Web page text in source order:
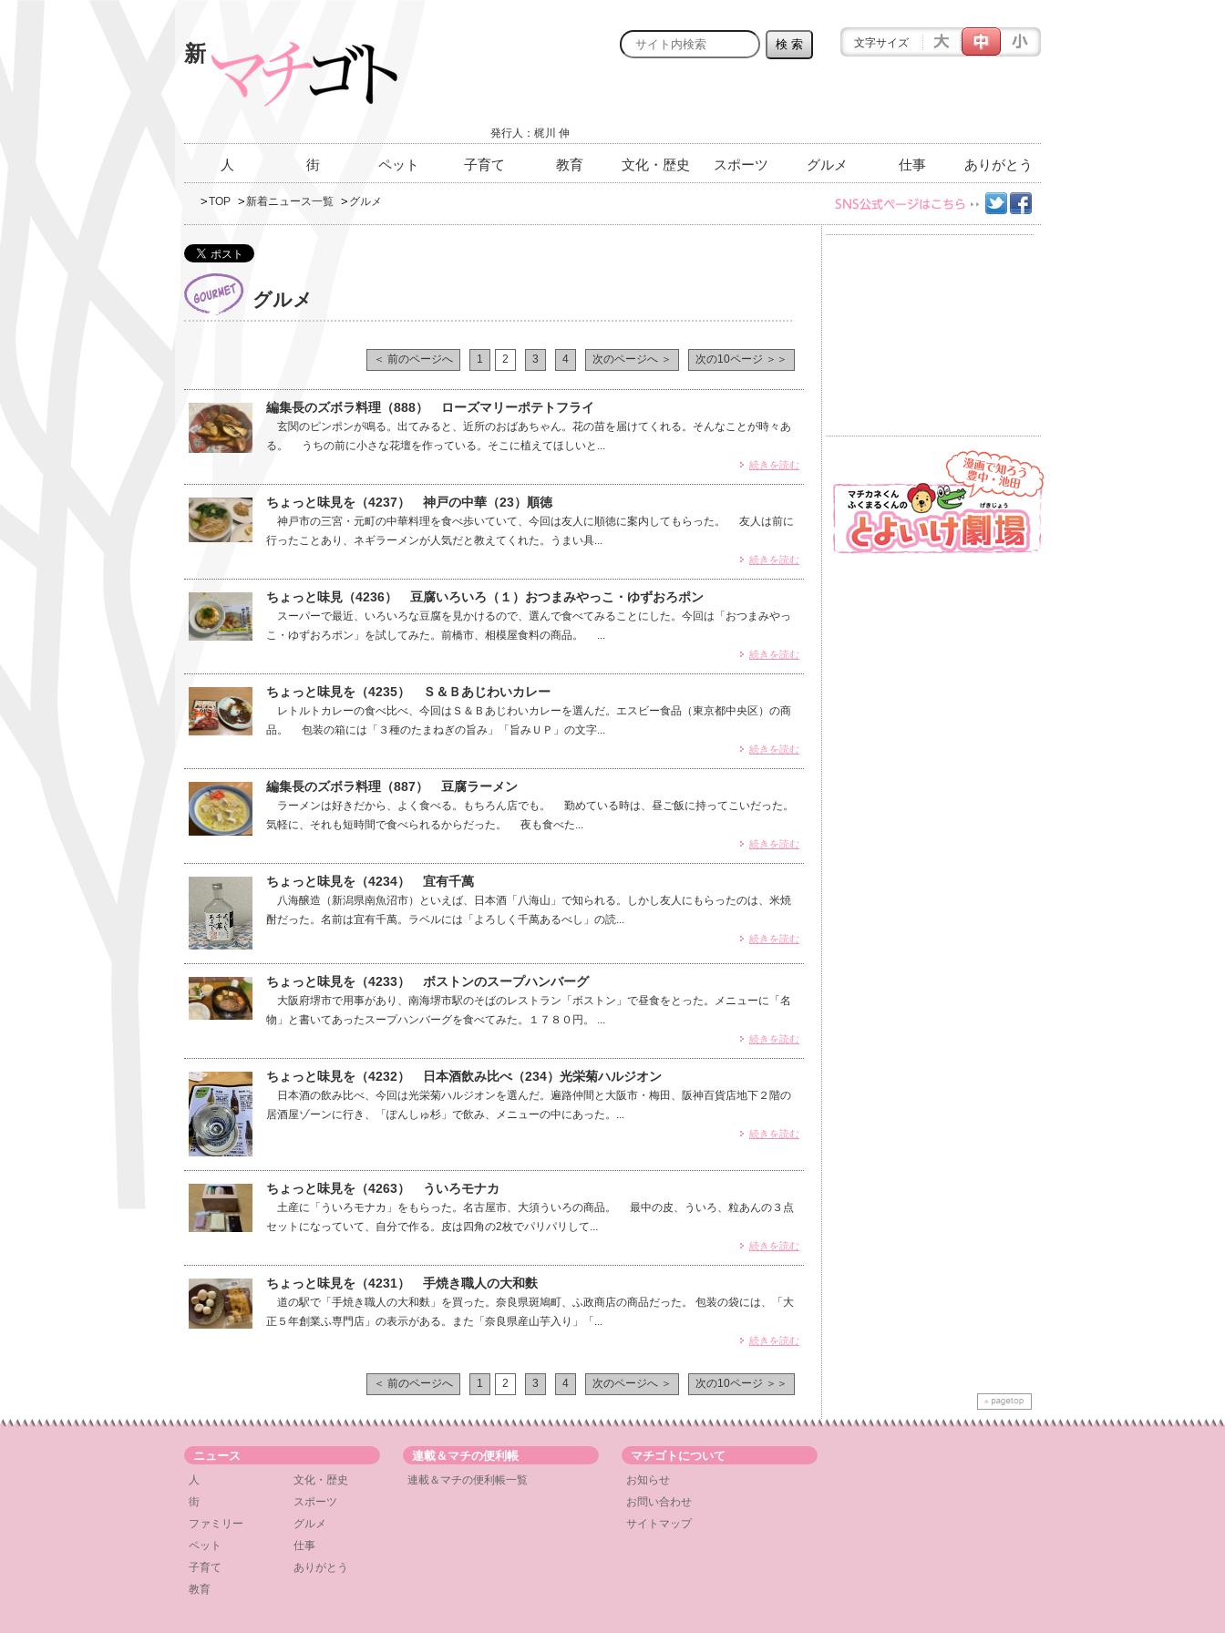
新
発行人：梶川 伸
文字サイズ
人 街 ペット 子育て 教育 文化・歴史 スポーツ グルメ 仕事 ありがとう
TOP 新着ニュース一覧 グルメ
グルメ
＜ 前のページへ 1 2 3 4 次のページへ ＞ 次の10ページ ＞＞
編集長のズボラ料理（888） ローズマリーポテトフライ
玄関のピンポンが鳴る。出てみると、近所のおばあちゃん。花の苗を届けてくれる。そんなことが時々あ
る。 うちの前に小さな花壇を作っている。そこに植えてほしいと...
続きを読む
ちょっと味見を（4237） 神戸の中華（23）順徳
神戸市の三宮・元町の中華料理を食べ歩いていて、今回は友人に順徳に案内してもらった。 友人は前に
行ったことあり、ネギラーメンが人気だと教えてくれた。うまい具...
続きを読む
ちょっと味見（4236） 豆腐いろいろ（１）おつまみやっこ・ゆずおろポン
スーパーで最近、いろいろな豆腐を見かけるので、選んで食べてみることにした。今回は「おつまみやっ
こ・ゆずおろポン」を試してみた。前橋市、相模屋食料の商品。 ...
続きを読む
ちょっと味見を（4235） Ｓ＆Ｂあじわいカレー
レトルトカレーの食べ比べ、今回はＳ＆Ｂあじわいカレーを選んだ。エスビー食品（東京都中央区）の商
品。 包装の箱には「３種のたまねぎの旨み」「旨みＵＰ」の文字...
続きを読む
編集長のズボラ料理（887） 豆腐ラーメン
ラーメンは好きだから、よく食べる。もちろん店でも。 勤めている時は、昼ご飯に持ってこいだった。
気軽に、それも短時間で食べられるからだった。 夜も食べた...
続きを読む
ちょっと味見を（4234） 宜有千萬
八海醸造（新潟県南魚沼市）といえば、日本酒「八海山」で知られる。しかし友人にもらったのは、米焼
酎だった。名前は宜有千萬。ラベルには「よろしく千萬あるべし」の読...
続きを読む
ちょっと味見を（4233） ボストンのスープハンバーグ
大阪府堺市で用事があり、南海堺市駅のそばのレストラン「ボストン」で昼食をとった。メニューに「名
物」と書いてあったスープハンバーグを食べてみた。１７８０円。 ...
続きを読む
ちょっと味見を（4232） 日本酒飲み比べ（234）光栄菊ハルジオン
日本酒の飲み比べ、今回は光栄菊ハルジオンを選んだ。遍路仲間と大阪市・梅田、阪神百貨店地下２階の
居酒屋ゾーンに行き、「ぽんしゅ杉」で飲み、メニューの中にあった。...
続きを読む
ちょっと味見を（4263） ういろモナカ
土産に「ういろモナカ」をもらった。名古屋市、大須ういろの商品。 最中の皮、ういろ、粒あんの３点
セットになっていて、自分で作る。皮は四角の2枚でパリパリして...
続きを読む
ちょっと味見を（4231） 手焼き職人の大和麩
道の駅で「手焼き職人の大和麩」を買った。奈良県斑鳩町、ふ政商店の商品だった。 包装の袋には、「大
正５年創業ふ専門店」の表示がある。また「奈良県産山芋入り」「...
続きを読む
＜ 前のページへ 1 2 3 4 次のページへ ＞ 次の10ページ ＞＞
ニュース
人
文化・歴史
街
スポーツ
ファミリー
グルメ
ペット
仕事
子育て
ありがとう
教育
連載＆マチの便利帳
連載＆マチの便利帳一覧
マチゴトについて
お知らせ
お問い合わせ
サイトマップ